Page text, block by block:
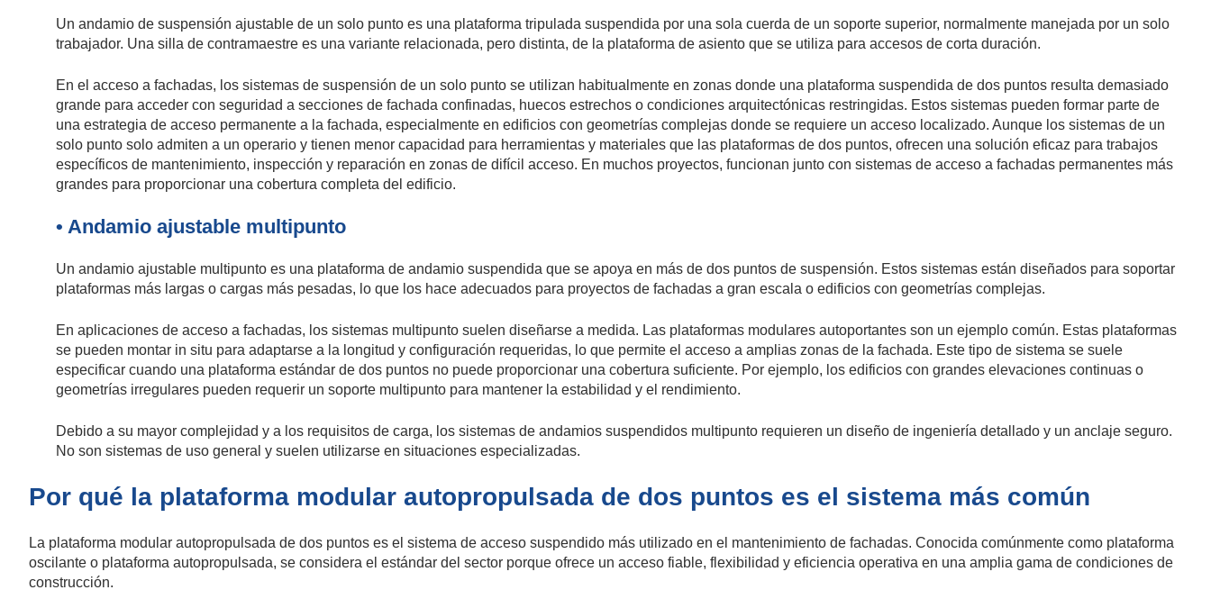
Un andamio de suspensión ajustable de un solo punto es una plataforma tripulada suspendida por una sola cuerda de un soporte superior, normalmente manejada por un solo
trabajador. Una silla de contramaestre es una variante relacionada, pero distinta, de la plataforma de asiento que se utiliza para accesos de corta duración.
En el acceso a fachadas, los sistemas de suspensión de un solo punto se utilizan habitualmente en zonas donde una plataforma suspendida de dos puntos resulta demasiado
grande para acceder con seguridad a secciones de fachada confinadas, huecos estrechos o condiciones arquitectónicas restringidas. Estos sistemas pueden formar parte de
una estrategia de acceso permanente a la fachada, especialmente en edificios con geometrías complejas donde se requiere un acceso localizado. Aunque los sistemas de un
solo punto solo admiten a un operario y tienen menor capacidad para herramientas y materiales que las plataformas de dos puntos, ofrecen una solución eficaz para trabajos
específicos de mantenimiento, inspección y reparación en zonas de difícil acceso. En muchos proyectos, funcionan junto con sistemas de acceso a fachadas permanentes más
grandes para proporcionar una cobertura completa del edificio.
• Andamio ajustable multipunto
Un andamio ajustable multipunto es una plataforma de andamio suspendida que se apoya en más de dos puntos de suspensión. Estos sistemas están diseñados para soportar
plataformas más largas o cargas más pesadas, lo que los hace adecuados para proyectos de fachadas a gran escala o edificios con geometrías complejas.
En aplicaciones de acceso a fachadas, los sistemas multipunto suelen diseñarse a medida. Las plataformas modulares autoportantes son un ejemplo común. Estas plataformas
se pueden montar in situ para adaptarse a la longitud y configuración requeridas, lo que permite el acceso a amplias zonas de la fachada. Este tipo de sistema se suele
especificar cuando una plataforma estándar de dos puntos no puede proporcionar una cobertura suficiente. Por ejemplo, los edificios con grandes elevaciones continuas o
geometrías irregulares pueden requerir un soporte multipunto para mantener la estabilidad y el rendimiento.
Debido a su mayor complejidad y a los requisitos de carga, los sistemas de andamios suspendidos multipunto requieren un diseño de ingeniería detallado y un anclaje seguro.
No son sistemas de uso general y suelen utilizarse en situaciones especializadas.
Por qué la plataforma modular autopropulsada de dos puntos es el sistema más común
La plataforma modular autopropulsada de dos puntos es el sistema de acceso suspendido más utilizado en el mantenimiento de fachadas. Conocida comúnmente como plataforma
oscilante o plataforma autopropulsada, se considera el estándar del sector porque ofrece un acceso fiable, flexibilidad y eficiencia operativa en una amplia gama de condiciones de
construcción.